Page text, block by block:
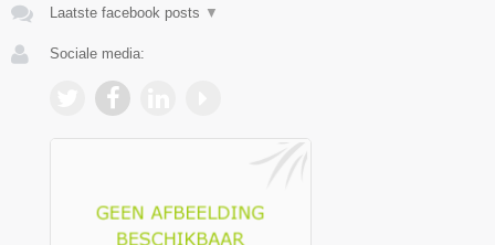
Laatste facebook posts ▼
Sociale media: